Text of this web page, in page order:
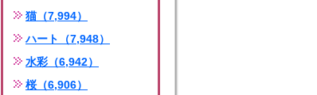
猫（7,994）
ハート（7,948）
水彩（6,942）
桜（6,906）